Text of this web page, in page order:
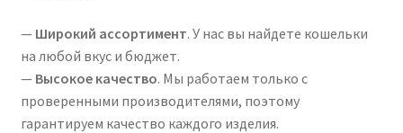
— Широкий ассортимент. У нас вы найдете кошельки
на любой вкус и бюджет.
— Высокое качество. Мы работаем только с
проверенными производителями, поэтому
гарантируем качество каждого изделия.